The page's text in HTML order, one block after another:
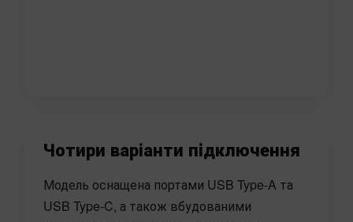
Чотири варіанти підключення
Модель оснащена портами USB Type-A та
USB Type-C, а також вбудованими